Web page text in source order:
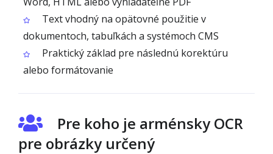
Text vhodný na opätovné použitie v
dokumentoch, tabuľkách a systémoch CMS
Praktický základ pre následnú korektúru
alebo formátovanie
Pre koho je arménsky OCR
pre obrázky určený